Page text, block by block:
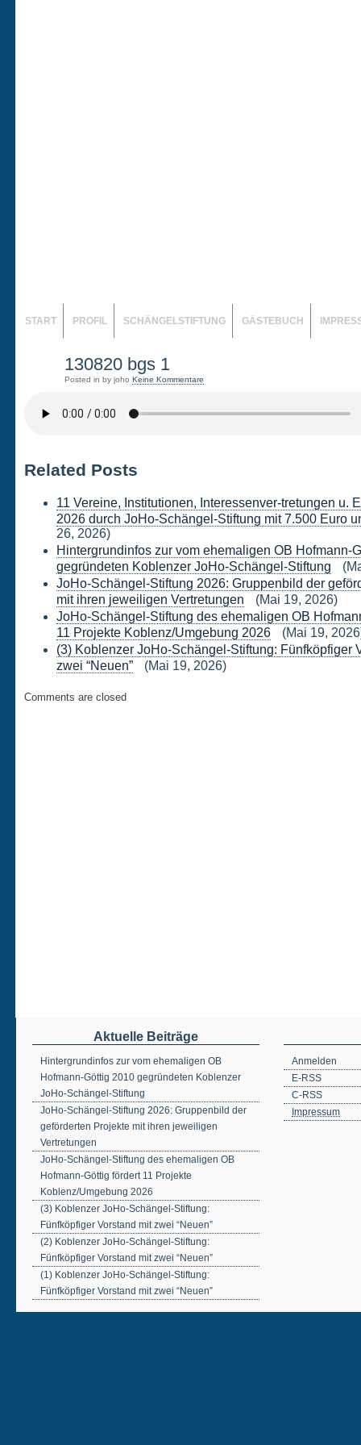
START PROFIL SCHÄNGELSTIFTUNG GÄSTEBUCH
130820 bgs 1
Posted in by joho Keine Kommentare
Related Posts
11 Vereine, Institutionen, Interessenver-tretungen u.
2026 durch JoHo-Schängel-Stiftung mit 7.500 Euro
26, 2026)
Hintergrundinfos zur vom ehemaligen OB Hofmann-
gegründeten Koblenzer JoHo-Schängel-Stiftung
JoHo-Schängel-Stiftung 2026: Gruppenbild der
mit ihren jeweiligen Vertretungen
(Mai 19, 2026)
JoHo-Schängel-Stiftung des ehemaligen OB
11 Projekte Koblenz/Umgebung 2026
(Mai 19,
(3) Koblenzer JoHo-Schängel-Stiftung: Fünfköpfiger
zwei “Neuen”
(Mai 19, 2026)
Comments are closed
Aktuelle Beiträge
Hintergrundinfos zur vom ehemaligen OB
Hofmann-Göttig 2010 gegründeten Koblenzer
JoHo-Schängel-Stiftung
JoHo-Schängel-Stiftung 2026: Gruppenbild der
geförderten Projekte mit ihren jeweiligen
Vertretungen
JoHo-Schängel-Stiftung des ehemaligen OB
Hofmann-Göttig fördert 11 Projekte
Koblenz/Umgebung 2026
(3) Koblenzer JoHo-Schängel-Stiftung:
Fünfköpfiger Vorstand mit zwei “Neuen”
(2) Koblenzer JoHo-Schängel-Stiftung:
Fünfköpfiger Vorstand mit zwei “Neuen”
(1) Koblenzer JoHo-Schängel-Stiftung:
Fünfköpfiger Vorstand mit zwei “Neuen”
Anmelden
E-RSS
C-RSS
Impressum